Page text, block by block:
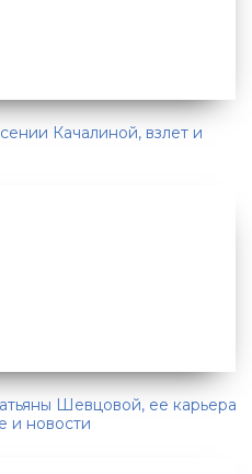
Качалиной, взлет и
Шевцовой, ее карьера
и новости